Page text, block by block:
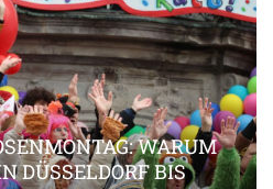
WARUM
DÜSSELDORF BIS